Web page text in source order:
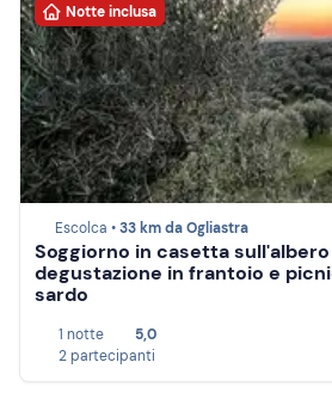
Notte inclusa
Escolca •33 km da Ogliastra
Soggiorno in casetta
degustazione in frantoio e
sardo
1 notte
5,0
2 partecipanti